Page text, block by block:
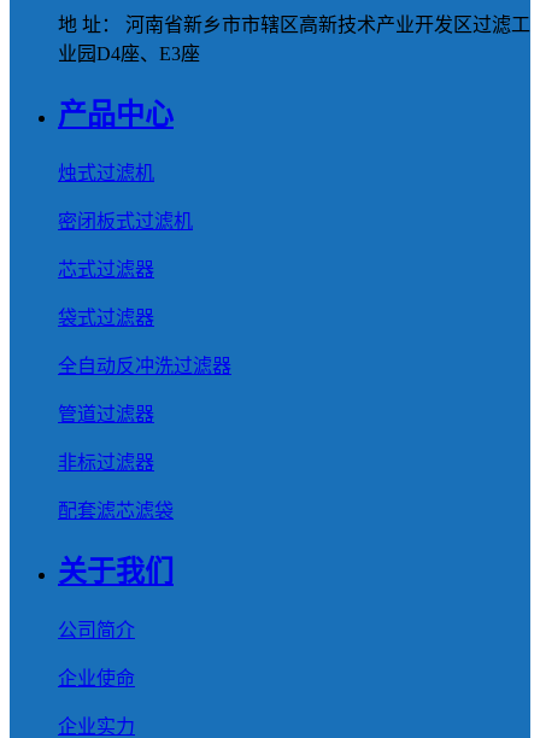
地 址： 河南省新乡市市辖区高新技术产业开发区过滤工
业园D4座、E3座
产品中心
烛式过滤机
密闭板式过滤机
芯式过滤器
袋式过滤器
全自动反冲洗过滤器
管道过滤器
非标过滤器
配套滤芯滤袋
关于我们
公司简介
企业使命
企业实力